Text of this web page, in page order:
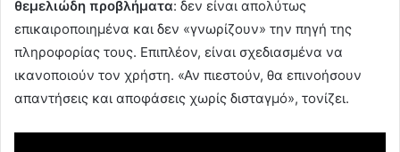
θεμελιώδη προβλήματα: δεν είναι απολύτως
επικαιροποιημένα και δεν «γνωρίζουν» την πηγή της
πληροφορίας τους. Επιπλέον, είναι σχεδιασμένα να
ικανοποιούν τον χρήστη. «Αν πιεστούν, θα επινοήσουν
απαντήσεις και αποφάσεις χωρίς δισταγμό», τονίζει.